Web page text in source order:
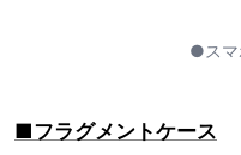
●スマ
■フラグメントケース